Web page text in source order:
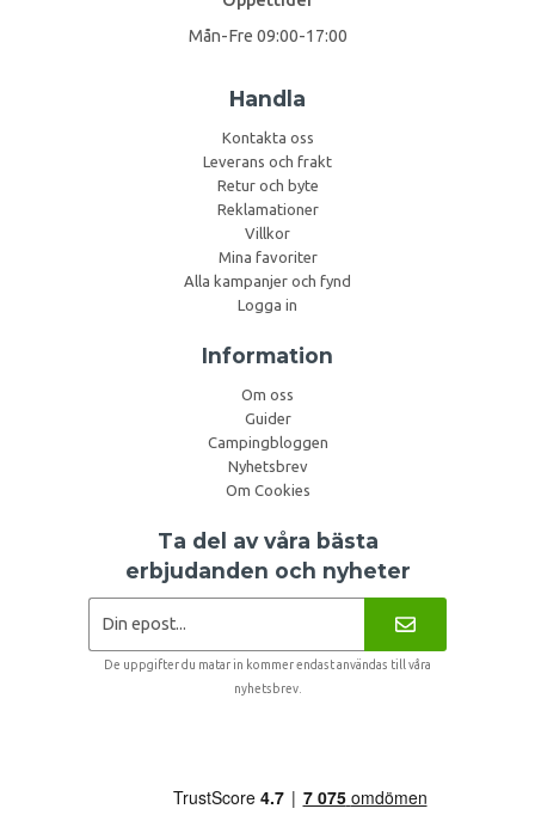
Mån-Fre 09:00-17:00
Handla
Kontakta oss
Leverans och frakt
Retur och byte
Reklamationer
Villkor
Mina favoriter
Alla kampanjer och fynd
Logga in
Information
Om oss
Guider
Campingbloggen
Nyhetsbrev
Om Cookies
Ta del av våra bästa
erbjudanden och nyheter
De uppgifter du matar in kommer endast användas till våra
nyhetsbrev.